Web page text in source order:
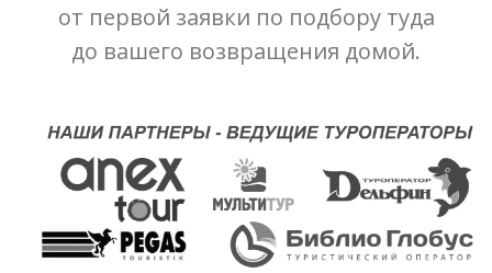
от первой заявки по подбору туда
до вашего возвращения домой.